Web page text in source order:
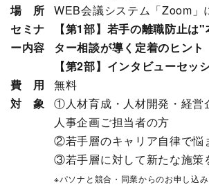
場 所
WEB会議システム「Zoom」
セミナ
ー内容
【第1部】若手の離職防止は
ター相談が導く定着のヒント
【第2部】インタビューセ
費 用
無料
対 象
①人材育成・人材開発・経営
人事企画ご担当者の方
②若手層のキャリア自律で悩
③若手層に対して新たな施策
※パソナと競合・同業からのお申し込